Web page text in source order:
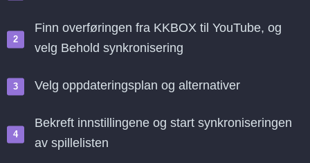
Finn overføringen fra KKBOX til YouTube, og
velg Behold synkronisering
Velg oppdateringsplan og alternativer
Bekreft innstillingene og start synkroniseringen
av spillelisten